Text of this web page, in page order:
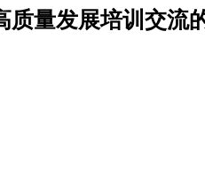
质量发展培训交流